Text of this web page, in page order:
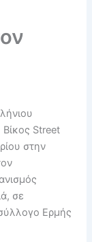
Street
στην
σε
Ερμής